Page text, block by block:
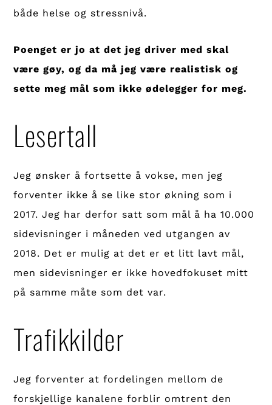
både helse og stressnivå.
Poenget er jo at det jeg driver med skal
være gøy, og da må jeg være realistisk og
sette meg mål som ikke ødelegger for meg.
Lesertall
Jeg ønsker å fortsette å vokse, men jeg
forventer ikke å se like stor økning som i
2017. Jeg har derfor satt som mål å ha 10.000
sidevisninger i måneden ved utgangen av
2018. Det er mulig at det er et litt lavt mål,
men sidevisninger er ikke hovedfokuset mitt
på samme måte som det var.
Trafikkilder
Jeg forventer at fordelingen mellom de
forskjellige kanalene forblir omtrent den